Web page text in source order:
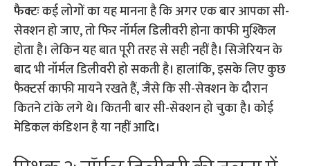
फैक्टःकई लोगों का यह मानना है कि अगर एक बार आपका सी-
सेक्शन हो जाए, तो फिर नॉर्मल डिलीवरी होना काफी मुश्किल
होता है। लेकिन यह बात पूरी तरह से सही नहीं है। सिजेरियन के
बाद भी नॉर्मल डिलीवरी हो सकती है। हालांकि, इसके लिए कुछ
फैक्टर्स काफी मायने रखते हैं, जैसे कि सी-सेक्शन के दौरान
कितने टांके लगे थे। कितनी बार सी-सेक्शन हो चुका है। कोई
मेडिकल कंडिशन है या नहीं आदि।